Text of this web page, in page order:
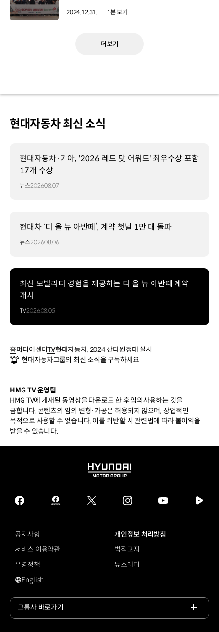
2024.12.31. 1분 보기
더보기
현대자동차 최신 소식
현대자동차·기아, '2026 레드 닷 어워드' 최우수상 포함
17개 수상
뉴스2026.08.07
현대차 ‘디 올 뉴 아반떼’, 계약 첫날 1만 대 돌파
뉴스2026.08.06
최신 모빌리티 경험을 제공하는 디 올 뉴 아반떼 계약
개시
TV2026.08.05
홈미디어센터TV현대자동차, 2024 산타원정대 실시
현대자동차그룹의 최신 소식을 구독하세요
HMG TV 운영팀
HMG TV에 게재된 동영상을 다운로드 한 후 임의사용하는 것을
금합니다. 콘텐츠의 임의 변형·가공은 허용되지 않으며, 상업적인
목적으로 사용할 수 없습니다. 이를 위반할 시 관련법에 따라 불이익을
받을 수 있습니다.
HYUNDAI
GROUP
facebook
hmg
journal
twitter instagram
tv
공지사항
개인정보 처리방침
서비스 이용약관
법적고지
운영정책
뉴스레터
영문 사이트로 이동
English
그룹사 바로가기